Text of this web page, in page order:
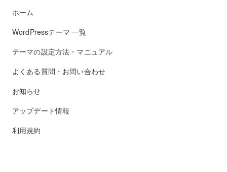
ホーム
WordPressテーマ 一覧
テーマの設定方法・マニュアル
よくある質問・お問い合わせ
お知らせ
アップデート情報
利用規約